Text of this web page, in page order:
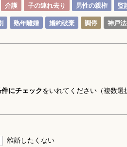
介護 子の連れ去り 男性の親権 監
熟年離婚 婚約破棄 調停 神戸
にチェックをいれてください（複数選
離婚したくない